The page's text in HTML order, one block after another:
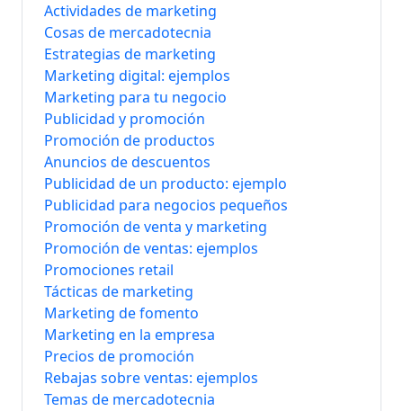
Actividades de marketing
Cosas de mercadotecnia
Estrategias de marketing
Marketing digital: ejemplos
Marketing para tu negocio
Publicidad y promoción
Promoción de productos
Anuncios de descuentos
Publicidad de un producto: ejemplo
Publicidad para negocios pequeños
Promoción de venta y marketing
Promoción de ventas: ejemplos
Promociones retail
Tácticas de marketing
Marketing de fomento
Marketing en la empresa
Precios de promoción
Rebajas sobre ventas: ejemplos
Temas de mercadotecnia